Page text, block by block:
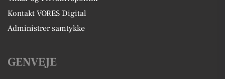
Kontakt VORES Digital
Administrer samtykke
GENVEJE